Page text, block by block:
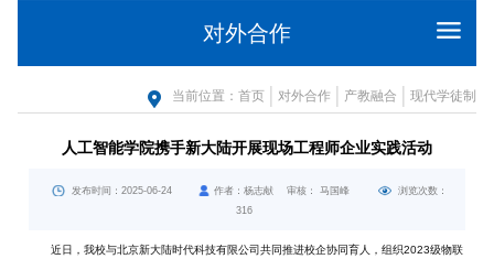
对外合作
当前位置： 首页 对外合作 产教融合 现代学徒制
人工智能学院携手新大陆开展现场工程师企业实践活动
发布时间：2025-06-24 作者：杨志献 审核： 马国峰
浏览次数：
316
近日，我校与北京新大陆时代科技有限公司共同推进校企协同育人，组织2023级物联